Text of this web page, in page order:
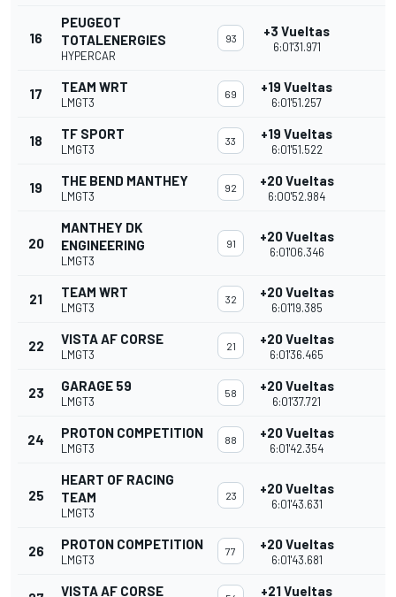
16
PEUGEOT
TOTALENERGIES
HYPERCAR
93 +3 Vueltas
6:01'31.971
17 TEAM WRT
LMGT3
69 +19 Vueltas
6:01'51.257
18 TF SPORT
LMGT3
33 +19 Vueltas
6:01'51.522
19 THE BEND MANTHEY
LMGT3
92 +20 Vueltas
6:00'52.984
20
MANTHEY DK
ENGINEERING
LMGT3
91 +20 Vueltas
6:01'06.346
21 TEAM WRT
LMGT3
32 +20 Vueltas
6:01'19.385
22 VISTA AF CORSE
LMGT3
21 +20 Vueltas
6:01'36.465
23 GARAGE 59
LMGT3
58 +20 Vueltas
6:01'37.721
24 PROTON COMPETITION
LMGT3
88 +20 Vueltas
6:01'42.354
25
HEART OF RACING
TEAM
LMGT3
23 +20 Vueltas
6:01'43.631
26 PROTON COMPETITION
LMGT3
77 +20 Vueltas
6:01'43.681
VISTA AF CORSE +21 Vueltas